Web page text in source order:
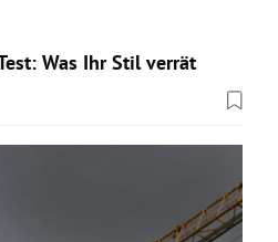
Was Ihr Stil verrät